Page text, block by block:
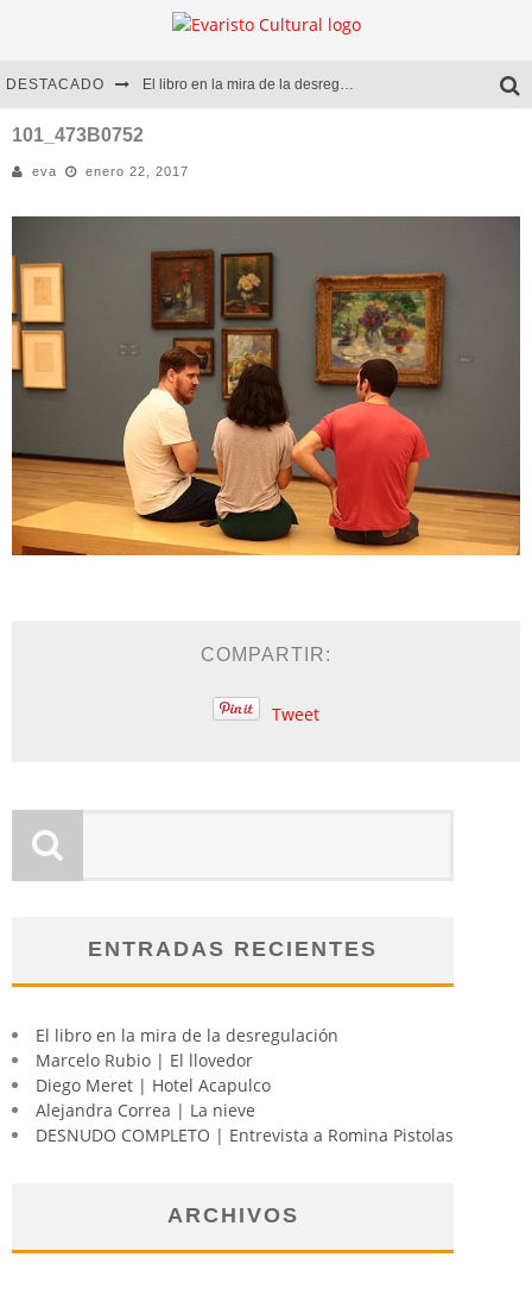
DESTACADO El libro en la mira de la desregulación
Diego Meret | Hotel Acapulco
101_473B0752
eva enero 22, 2017
COMPARTIR:
Tweet
ENTRADAS RECIENTES
El libro en la mira de la desregulación
Marcelo Rubio | El llovedor
Diego Meret | Hotel Acapulco
Alejandra Correa | La nieve
DESNUDO COMPLETO | Entrevista a Romina Pistolas
ARCHIVOS